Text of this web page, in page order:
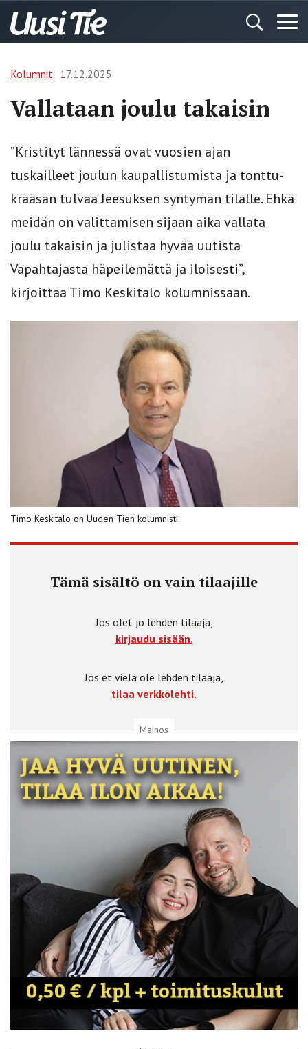
Kolumnit 17.12.2025
Vallataan joulu takaisin
”Kristityt lännessä ovat vuosien ajan
tuskailleet joulun kaupallistumista ja tonttu-
krääsän tulvaa Jeesuksen syntymän tilalle. Ehkä
meidän on valittamisen sijaan aika vallata
joulu takaisin ja julistaa hyvää uutista
Vapahtajasta häpeilemättä ja iloisesti”,
kirjoittaa Timo Keskitalo kolumnissaan.
Timo Keskitalo on Uuden Tien kolumnisti.
Tämä sisältö on vain tilaajille
Jos olet jo lehden tilaaja,
kirjaudu sisään.
Jos et vielä ole lehden tilaaja,
tilaa verkkolehti.
Mainos